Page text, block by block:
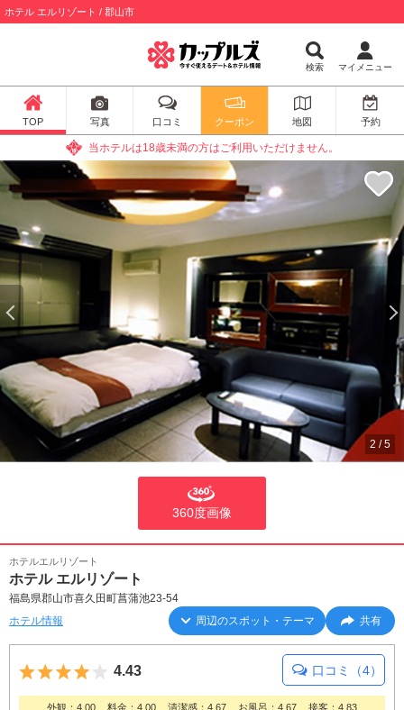
ホテル エルリゾート / 郡山市
検索 マイメニュー
TOP 写真 口コミ クーポン 地図 予約
当ホテルは18歳未満の方はご利用いただけません。
2 /5
360度画像
ホテルエルリゾート
ホテル エルリゾート
福島県郡山市喜久田町菖蒲池23-54
ホテル情報
周辺のスポット・テーマ 共有
5つ星のうち4
4.43 口コミ（4）
外観：4.00 料金：4.00 清潔感：4.67 お風呂：4.67 接客：4.83